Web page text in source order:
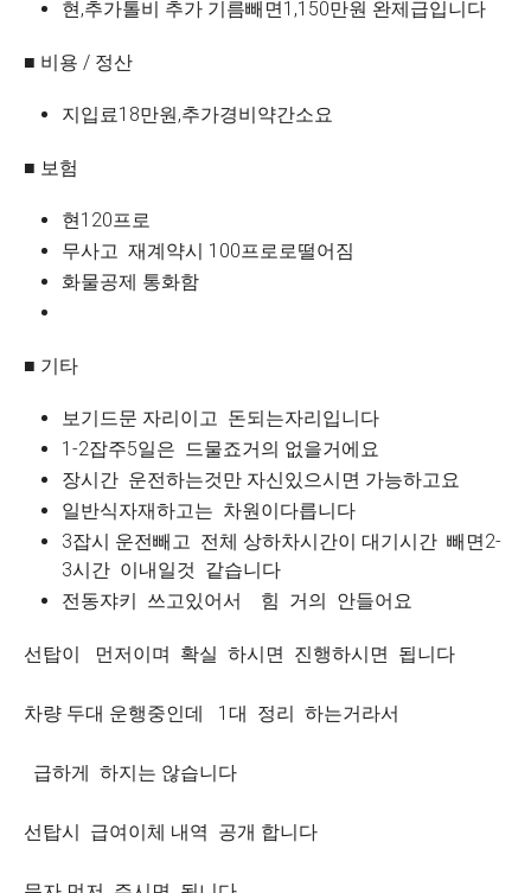
현,추가톨비 추가 기름빼면1,150만원 완제급입니다
■ 비용 / 정산
지입료18만원,추가경비약간소요
■ 보험
현120프로
무사고 재계약시 100프로로떨어짐
화물공제 통화함
■ 기타
보기드문 자리이고 돈되는자리입니다
1-2잡주5일은 드물죠거의 없을거에요
장시간 운전하는것만 자신있으시면 가능하고요
일반식자재하고는 차원이다릅니다
3잡시 운전빼고 전체 상하차시간이 대기시간 빼면2-
3시간 이내일것 같습니다
전동쟈키 쓰고있어서 힘 거의 안들어요
선탑이 먼저이며 확실 하시면 진행하시면 됩니다
차량 두대 운행중인데 1대 정리 하는거라서
급하게 하지는 않습니다
선탑시 급여이체 내역 공개 합니다